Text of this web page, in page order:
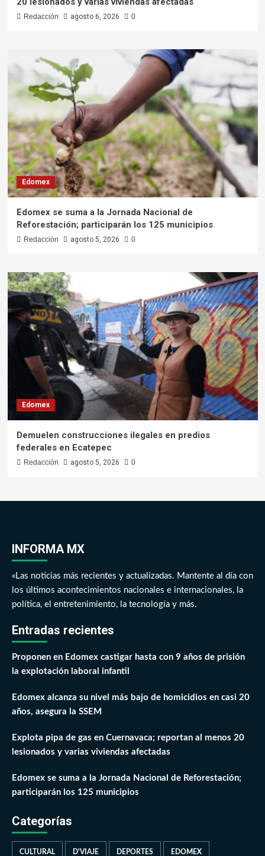
Redacción agosto 6, 2026 0
Edomex
Edomex se suma a la Jornada Nacional de
Reforestación; participarán los 125 municipios
Redacción agosto 5, 2026 0
Edomex
Demuelen construcciones ilegales en predios
federales en Ecatepec
Redacción agosto 5, 2026 0
INFORMA MX
«Las noticias más recientes y actualizadas. Mantente al día con
los últimos acontecimientos nacionales e internacionales, la
política, el entretenimiento, la tecnología y más.
Entradas recientes
Proponen en Edomex castigar hasta con 9 años de prisión
la explotación laboral infantil
Edomex alcanza su nivel más bajo de homicidios en casi 20
años, asegura la SSEM
Explota pipa de gas en Cuernavaca; reportan al menos 20
lesionados y varias viviendas afectadas
Edomex se suma a la Jornada Nacional de Reforestación;
participarán los 125 municipios
Categorías
CULTURAL D'VIAJE DEPORTES EDOMEX